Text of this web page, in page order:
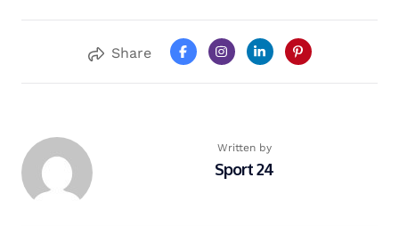
Share
Written by
Sport 24